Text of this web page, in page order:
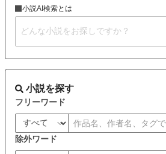
小説AI検索とは
小説を探す
フリーワード
除外ワード